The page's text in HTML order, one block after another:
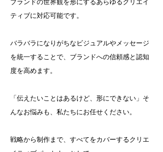
ティブに対応可能です。
バラバラになりがちなビジュアルやメッセージ
を統一することで、ブランドへの信頼感と認知
度を高めます。
「伝えたいことはあるけど、形にできない」そ
んなお悩みも、私たちにお任せください。
戦略から制作まで、すべてをカバーするクリエ